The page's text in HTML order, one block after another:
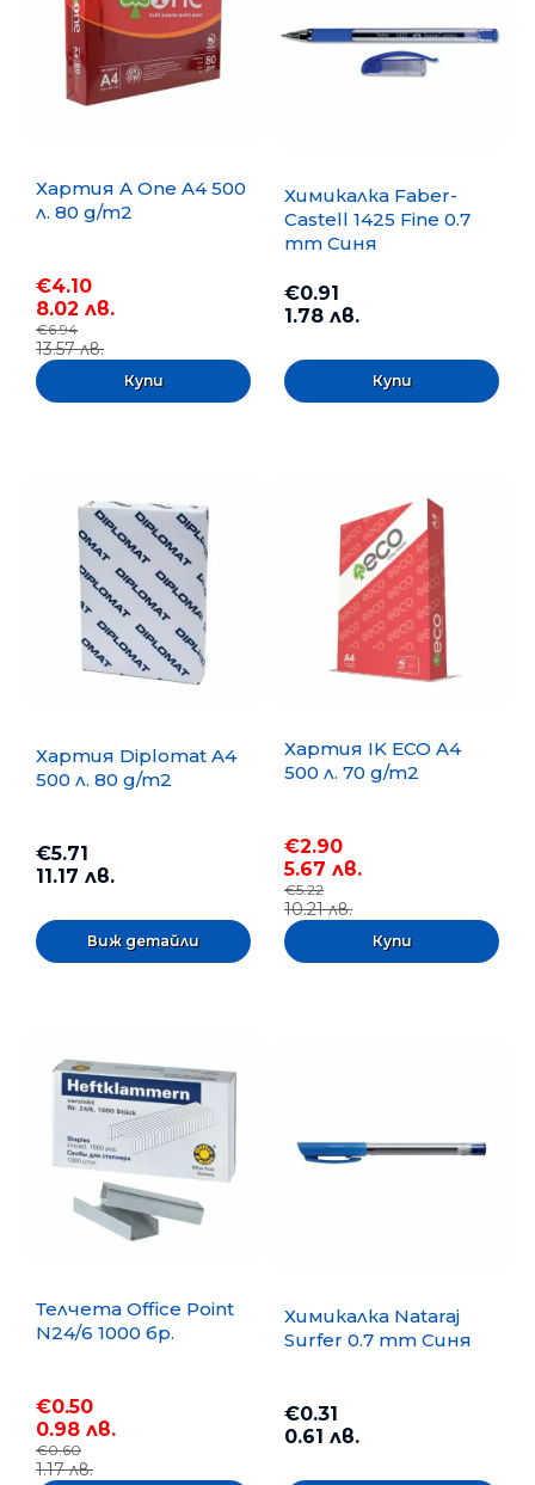
Хартия A One A4 500
л. 80 g/m2
€4.10
8.02 лв.
€6.94
13.57 лв.
Химикалка Faber-
Castell 1425 Fine 0.7
mm Синя
€0.91
1.78 лв.
Хартия Diplomat A4
500 л. 80 g/m2
€5.71
11.17 лв.
Виж детайли
Хартия IK ECO A4
500 л. 70 g/m2
€2.90
5.67 лв.
€5.22
10.21 лв.
Телчета Office Point
N24/6 1000 бр.
€0.50
0.98 лв.
€0.60
1.17 лв.
Химикалка Nataraj
Surfer 0.7 mm Синя
€0.31
0.61 лв.